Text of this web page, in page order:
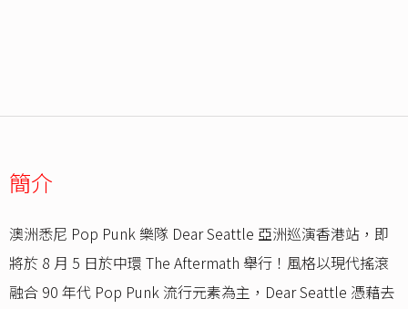
簡介
澳洲悉尼 Pop Punk 樂隊 Dear Seattle 亞洲巡演香港站，即
將於 8 月 5 日於中環 The Aftermath 舉行！風格以現代搖滾
融合 90 年代 Pop Punk 流行元素為主，Dear Seattle 憑藉去